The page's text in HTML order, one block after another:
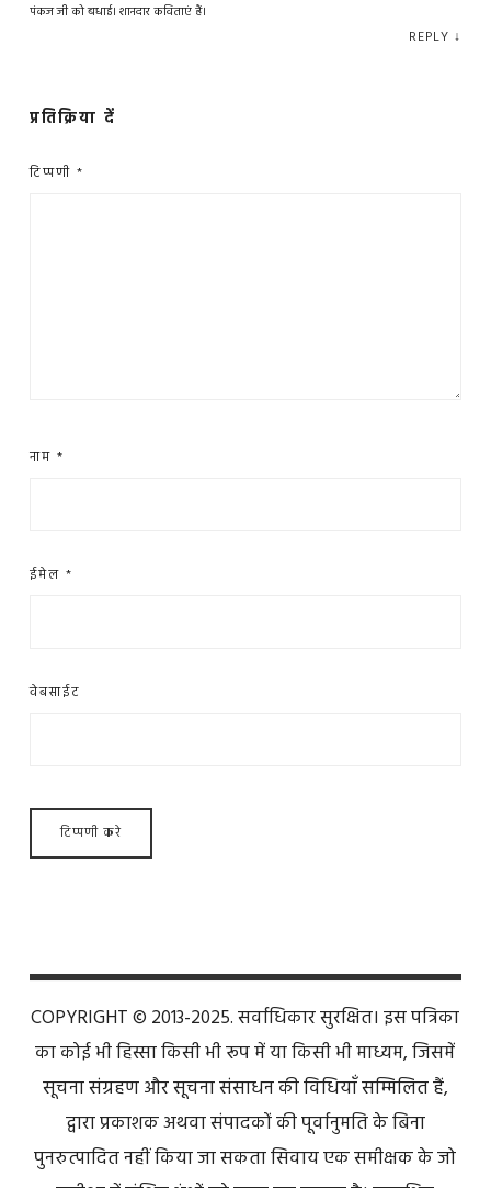
पंकज जी को बधाई। शानदार कविताएं हैं।
REPLY ↓
प्रतिक्रिया दें
टिप्पणी *
नाम *
ईमेल *
वेबसाईट
COPYRIGHT © 2013-2025. सर्वाधिकार सुरक्षित। इस पत्रिका
का कोई भी हिस्सा किसी भी रूप में या किसी भी माध्यम, जिसमें
सूचना संग्रहण और सूचना संसाधन की विधियाँ सम्मिलित हैं,
द्वारा प्रकाशक अथवा संपादकों की पूर्वानुमति के बिना
पुनरुत्पादित नहीं किया जा सकता सिवाय एक समीक्षक के जो